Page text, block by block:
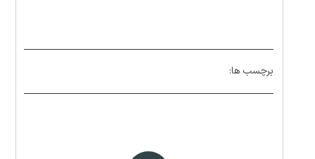
برچسب ها: